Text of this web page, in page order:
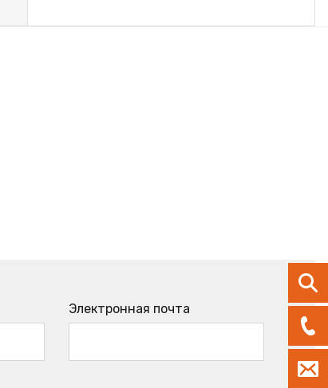
Электронная почта